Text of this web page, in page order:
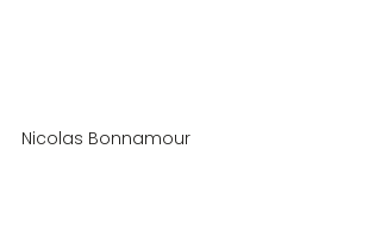
Nicolas Bonnamour